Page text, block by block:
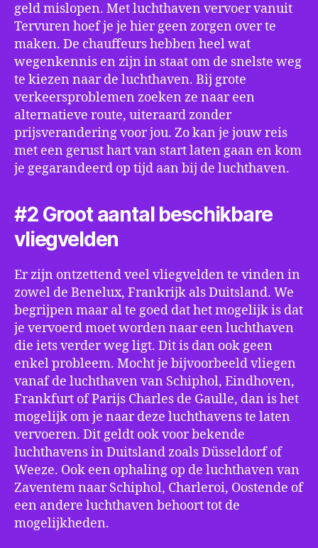
geld mislopen. Met luchthaven vervoer vanuit
Tervuren hoef je je hier geen zorgen over te
maken. De chauffeurs hebben heel wat
wegenkennis en zijn in staat om de snelste weg
te kiezen naar de luchthaven. Bij grote
verkeersproblemen zoeken ze naar een
alternatieve route, uiteraard zonder
prijsverandering voor jou. Zo kan je jouw reis
met een gerust hart van start laten gaan en kom
je gegarandeerd op tijd aan bij de luchthaven.
#2 Groot aantal beschikbare
vliegvelden
Er zijn ontzettend veel vliegvelden te vinden in
zowel de Benelux, Frankrijk als Duitsland. We
begrijpen maar al te goed dat het mogelijk is dat
je vervoerd moet worden naar een luchthaven
die iets verder weg ligt. Dit is dan ook geen
enkel probleem. Mocht je bijvoorbeeld vliegen
vanaf de luchthaven van Schiphol, Eindhoven,
Frankfurt of Parijs Charles de Gaulle, dan is het
mogelijk om je naar deze luchthavens te laten
vervoeren. Dit geldt ook voor bekende
luchthavens in Duitsland zoals Düsseldorf of
Weeze. Ook een ophaling op de luchthaven van
Zaventem naar Schiphol, Charleroi, Oostende of
een andere luchthaven behoort tot de
mogelijkheden.